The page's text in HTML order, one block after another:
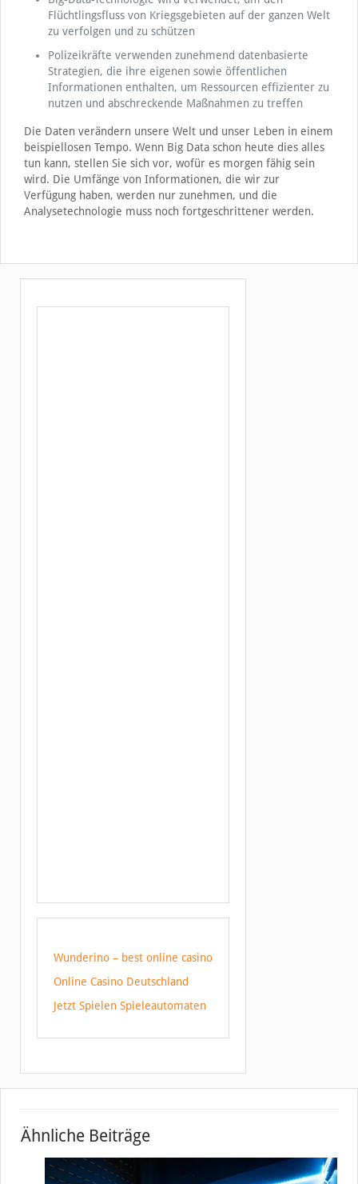
Flüchtlingsfluss von Kriegsgebieten auf der ganzen Welt
zu verfolgen und zu schützen
Polizeikräfte verwenden zunehmend datenbasierte
Strategien, die ihre eigenen sowie öffentlichen
Informationen enthalten, um Ressourcen effizienter zu
nutzen und abschreckende Maßnahmen zu treffen
Die Daten verändern unsere Welt und unser Leben in einem
beispiellosen Tempo. Wenn Big Data schon heute dies alles
tun kann, stellen Sie sich vor, wofür es morgen fähig sein
wird. Die Umfänge von Informationen, die wir zur
Verfügung haben, werden nur zunehmen, und die
Analysetechnologie muss noch fortgeschrittener werden.
Wunderino – best online casino
Online Casino Deutschland
Jetzt Spielen Spieleautomaten
Ähnliche Beiträge